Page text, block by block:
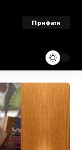
Прифати